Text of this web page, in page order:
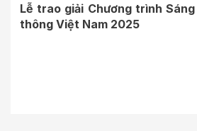
Lễ trao giải Chương trình
thông Việt Nam 2025